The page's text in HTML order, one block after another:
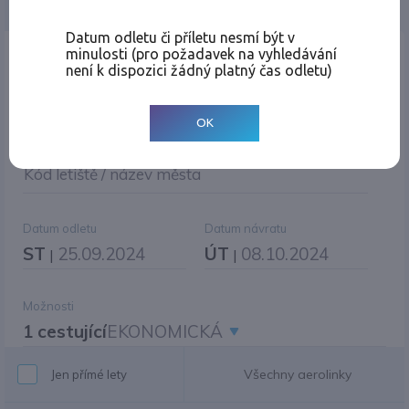
Místo odletu
Kód letiště / název města
Datum odletu
ST | 25.09.2024
Datum návratu
ÚT | 08.10.2024
Možnosti
1 cestujícíEKONOMICKÁ
Jen přímé lety Všechny aerolinky
Datum odletu či příletu nesmí být v
minulosti (pro požadavek na vyhledávání
není k dispozici žádný platný čas odletu)
OK